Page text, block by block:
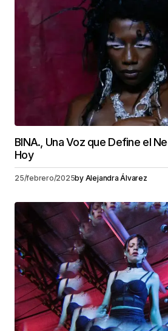
BINA., Una Voz que Define el
Hoy
25/febrero/2025by Alejandra Álvarez